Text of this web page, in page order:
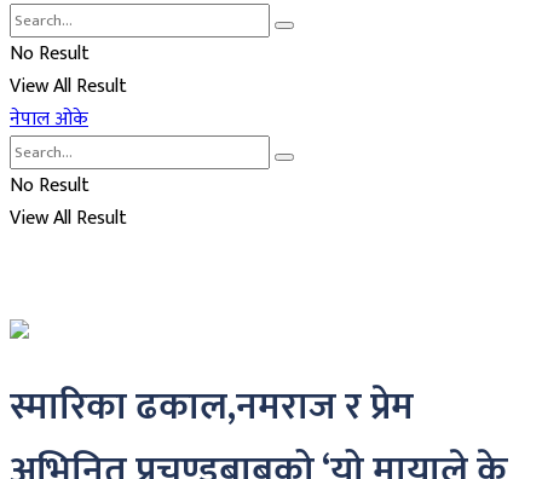
No Result
View All Result
नेपाल ओके
No Result
View All Result
स्मारिका ढकाल,नमराज र प्रेम